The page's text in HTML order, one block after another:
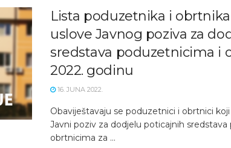
Lista poduzetnika i
uslove Javnog poziva za
sredstava poduzetnicima i
2022. godinu
16. JUNA 2022.
Obaviještavaju se poduzetnici i obrtnici
Javni poziv za dodjelu poticajnih
obrtnicima za ...